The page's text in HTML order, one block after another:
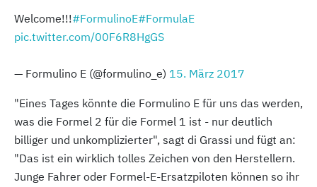
Welcome!!!#FormulinoE#FormulaE
pic.twitter.com/00F6R8HgGS
— Formulino E (@formulino_e) 15. März 2017
"Eines Tages könnte die Formulino E für uns das werden,
was die Formel 2 für die Formel 1 ist - nur deutlich
billiger und unkomplizierter", sagt di Grassi und fügt an:
"Das ist ein wirklich tolles Zeichen von den Herstellern.
Junge Fahrer oder Formel-E-Ersatzpiloten können so ihr